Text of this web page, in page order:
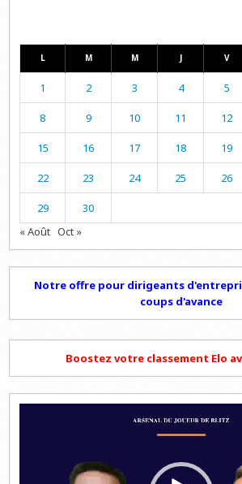
L M M J V
1 2 3 4 5
8 9 10 11 12
15 16 17 18 19
22 23 24 25 26
29
30
« Août Oct »
Notre offre pour dirigeants
coups d'avance
Boostez votre classement Elo